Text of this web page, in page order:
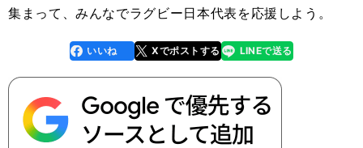
集まって、みんなでラグビー日本代表を応援しよう。
faceboo
k
いいね Xでポストする
line LINEで送る